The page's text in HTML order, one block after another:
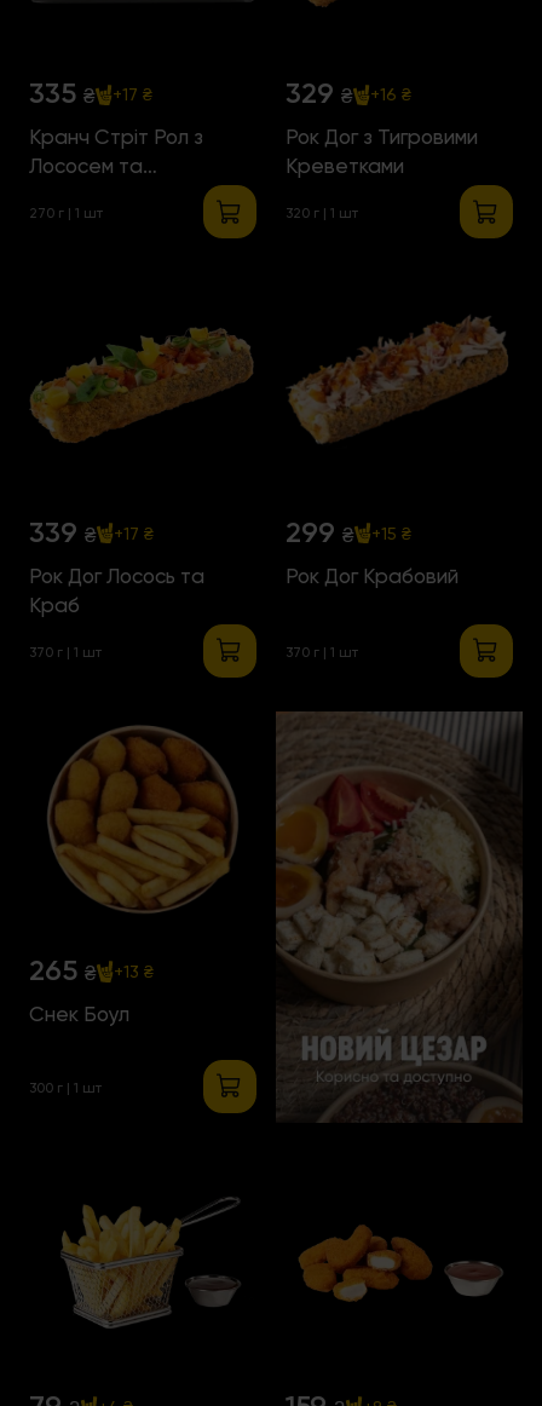
335 ₴ +17 ₴
Кранч Стріт Рол з
Лососем та
270 г | 1 шт
329 ₴ +16 ₴
Рок Дог з Тигровими
Креветками
320 г | 1 шт
339 ₴ +17 ₴
Рок Дог Лосось та
Краб
370 г | 1 шт
299 ₴ +15 ₴
Рок Дог Крабовий
370 г | 1 шт
265 ₴ +13 ₴
Снек Боул
300 г | 1 шт